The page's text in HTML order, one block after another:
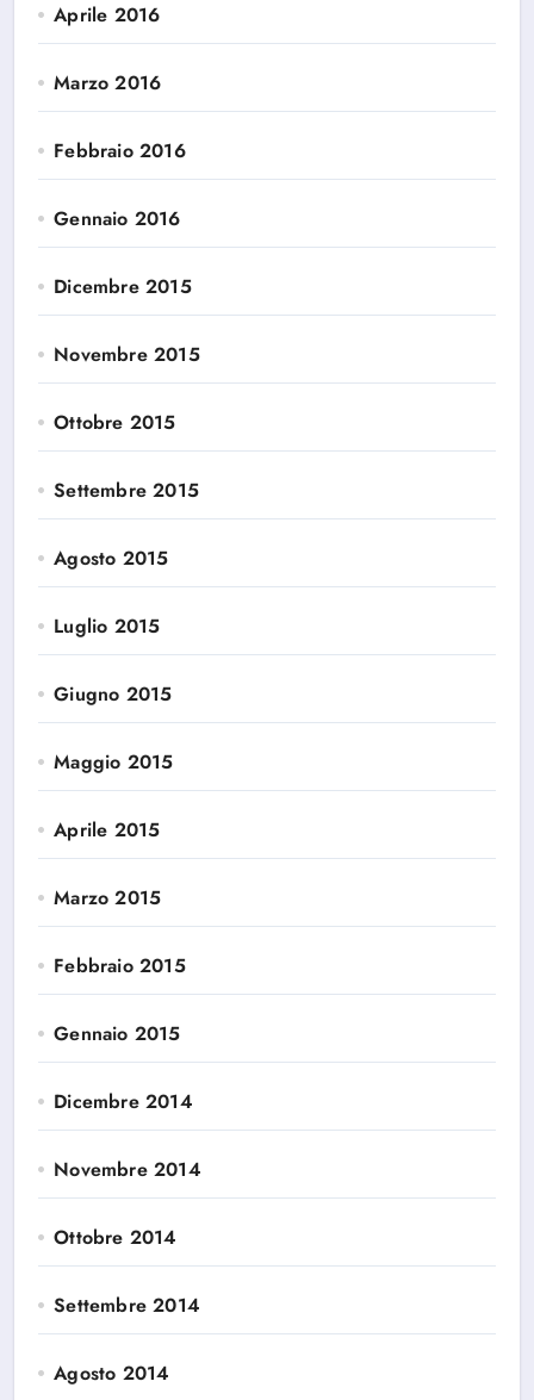
Aprile 2016
Marzo 2016
Febbraio 2016
Gennaio 2016
Dicembre 2015
Novembre 2015
Ottobre 2015
Settembre 2015
Agosto 2015
Luglio 2015
Giugno 2015
Maggio 2015
Aprile 2015
Marzo 2015
Febbraio 2015
Gennaio 2015
Dicembre 2014
Novembre 2014
Ottobre 2014
Settembre 2014
Agosto 2014